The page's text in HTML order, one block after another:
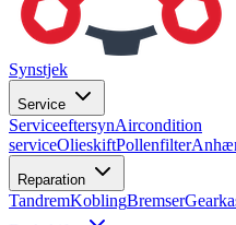
Synstjek
Service
ServiceeftersynAircondition
serviceOlieskiftPollenfilter
Reparation
TandremKoblingBremser